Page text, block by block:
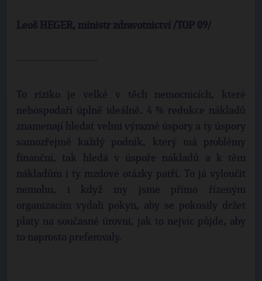
Leoš HEGER, ministr zdravotnictví /TOP 09/
--------------------
To riziko je velké v těch nemocnicích, které
nehospodaří úplně ideálně. 4 % redukce nákladů
znamenají hledat velmi výrazné úspory a ty úspory
samozřejmě každý podnik, který má problémy
finanční, tak hledá v úspoře nákladů a k těm
nákladům i ty mzdové otázky patří. To já vyloučit
nemohu, i když my jsme přímo řízeným
organizacím vydali pokyn, aby se pokusily držet
platy na současné úrovni, jak to nejvíc půjde, aby
to naprosto preferovaly.